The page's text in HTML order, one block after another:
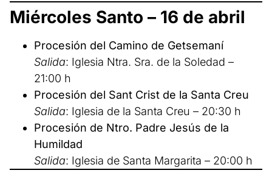
Miércoles Santo – 16 de abril
Procesión del Camino de Getsemaní
Salida: Iglesia Ntra. Sra. de la Soledad –
21:00 h
Procesión del Sant Crist de la Santa Creu
Salida: Iglesia de la Santa Creu – 20:30 h
Procesión de Ntro. Padre Jesús de la
Humildad
Salida: Iglesia de Santa Margarita – 20:00 h